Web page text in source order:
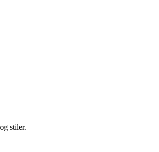
stiler.